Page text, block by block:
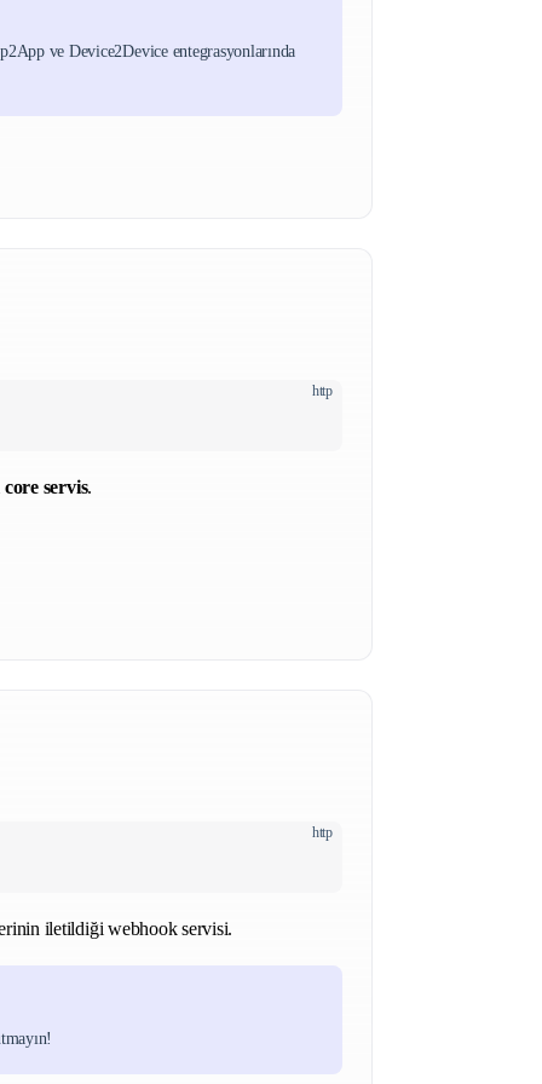
ve Device2Device entegrasyonlarında
http
core servis.
http
iletildiği webhook servisi.